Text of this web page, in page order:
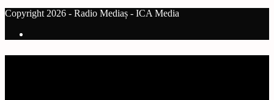
Copyright 2026 - Radio Mediaș - ICA Media